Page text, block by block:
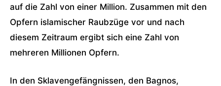
auf die Zahl von einer Million. Zusammen mit den
Opfern islamischer Raubzüge vor und nach
diesem Zeitraum ergibt sich eine Zahl von
mehreren Millionen Opfern.
In den Sklavengefängnissen, den Bagnos,